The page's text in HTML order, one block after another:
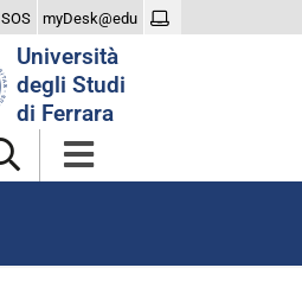
SOS myDesk@edu
Università
degli Studi
di Ferrara